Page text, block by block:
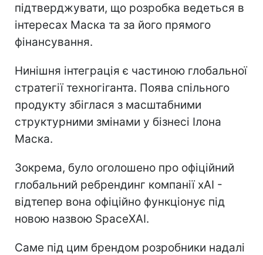
підтверджувати, що розробка ведеться в
інтересах Маска та за його прямого
фінансування.
Нинішня інтеграція є частиною глобальної
стратегії техногіганта. Поява спільного
продукту збіглася з масштабними
структурними змінами у бізнесі Ілона
Маска.
Зокрема, було оголошено про офіційний
глобальний ребрендинг компанії xAI -
відтепер вона офіційно функціонує під
новою назвою SpaceXAI.
Саме під цим брендом розробники надалі